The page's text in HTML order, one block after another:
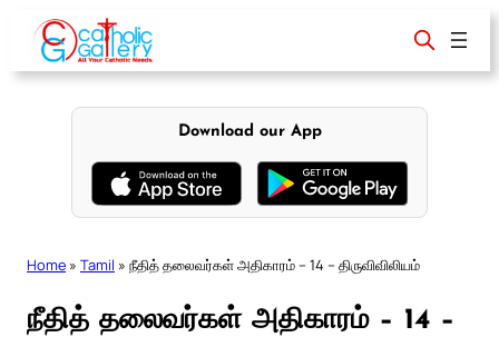
content
Download our App
Home » Tamil » நீதித் தலைவர்கள் அதிகாரம் – 14 – திருவிவிலியம்
நீதித் தலைவர்கள் அதிகாரம் – 14 –